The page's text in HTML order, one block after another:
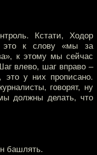
Кстати, Ходор
это к слову «мы за
к этому мы сейчас
влево, шаг вправо –
это у них прописано.
говорят, ну
должны делать, что
башлять.